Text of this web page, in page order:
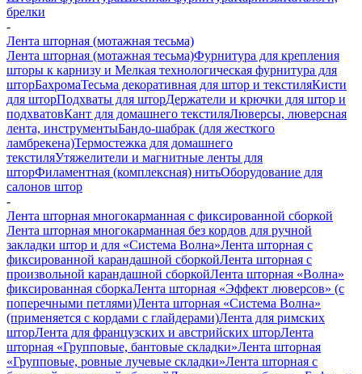
брелки
-
Лента шторная (мотажная тесьма)
Лента шторная (мотажная тесьма)Фурнитура для крепления
шторы к карнизу и Мелкая технологическая фурнитура для
шторБахромаТесьма декоративная для штор и текстиляКисти
для шторПодхваты для шторДержатели и крючки для штор и
подхватовКант для домашнего текстиляЛюверсы, люверсная
лента, инструментыБандо-шабрак (для жесткого
ламбрекена)Термостежка для домашнего
текстиляУтяжелители и магнитные ленты для
шторФиламентная (комплексная) нитьОборудование для
салонов штор
-
Лента шторная многокарманная с фиксированной сборкой
Лента шторная многокарманная без кордов для ручной
закладки штор и для «Система Волна»Лента шторная с
фиксированной карандашной сборкойЛента шторная с
произвольной карандашной сборкойЛента шторная «Волна»
фиксированная сборкаЛента шторная «Эффект люверсов» (с
поперечными петлями)Лента шторная «Система Волна»
(применяется с кордами с глайдерами)Лента для римских
шторЛента для французских и австрийских шторЛента
шторная «Групповые, бантовые складки»Лента шторная
«Групповые, ровные лучевые складки»Лента шторная с